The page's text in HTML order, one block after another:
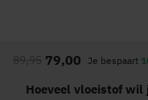
79,00
89,95 Je bespaart
Hoeveel vloeistof wil
het